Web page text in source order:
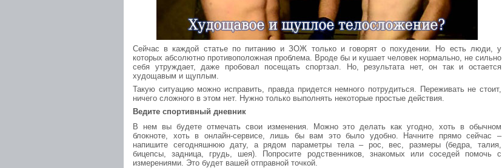
Сейчас в каждой статье по питанию и ЗОЖ только и говорят о похудении. Но есть люди, у
которых абсолютно противоположная проблема. Вроде бы и кушает человек нормально, не сильно
себя утруждает, даже пробовал посещать спортзал. Но, результата нет, он так и остается
худощавым и щуплым.
Такую ситуацию можно исправить, правда придется немного потрудиться. Переживать не стоит,
ничего сложного в этом нет. Нужно только выполнять некоторые простые действия.
Ведите спортивный дневник
В нем вы будете отмечать свои изменения. Можно это делать как угодно, хоть в обычном
блокноте, хоть в онлайн-сервисе, лишь бы вам это было удобно. Начните прямо сейчас –
напишите сегодняшнюю дату, а рядом параметры тела – рос, вес, размеры (бедра, талия,
бицепсы, задница, грудь, шея). Попросите родственников, знакомых или соседей помочь с
измерениями. Это будет вашей отправной точкой.